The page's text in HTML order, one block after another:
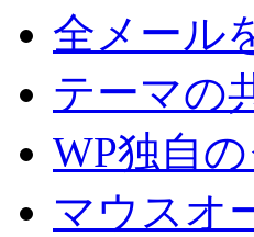
全メール
テーマの
WP独自
マウスオ